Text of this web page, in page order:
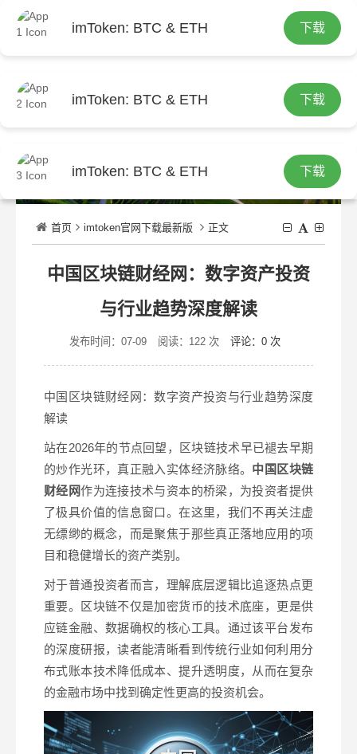
imToken: BTC & ETH 下载
imToken: BTC & ETH 下载
imToken: BTC & ETH 下载
繁
首页 imtoken官网下载最新版 正文
中国区块链财经网：数字资产投资
与行业趋势深度解读
发布时间：07-09 阅读：122 次 评论：0 次
中国区块链财经网：数字资产投资与行业趋势深度
解读
站在2026年的节点回望，区块链技术早已褪去早期
的炒作光环，真正融入实体经济脉络。 中国区块链
财经网作为连接技术与资本的桥梁，为投资者提供
了极具价值的信息窗口。在这里，我们不再关注虚
无缥缈的概念，而是聚焦于那些真正落地应用的项
目和稳健增长的资产类别。
对于普通投资者而言，理解底层逻辑比追逐热点更
重要。区块链不仅是加密货币的技术底座，更是供
应链金融、数据确权的核心工具。通过该平台发布
的深度研报，读者能清晰看到传统行业如何利用分
布式账本技术降低成本、提升透明度，从而在复杂
的金融市场中找到确定性更高的投资机会。